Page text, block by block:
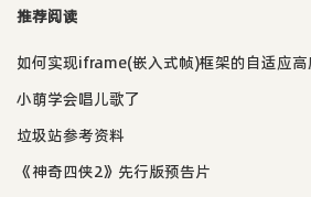
推荐阅读
如何实现iframe(嵌入式帧)框架的自适应高
小萌学会唱儿歌了
垃圾站参考资料
《神奇四侠2》先行版预告片